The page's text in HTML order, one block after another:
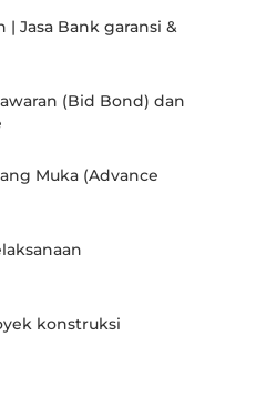
| Jasa Bank garansi &
(Bid Bond) dan
Muka (Advance
konstruksi